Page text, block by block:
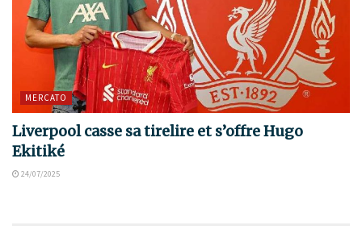
MERCATO
Liverpool casse sa tirelire et s’offre Hugo
Ekitiké
24/07/2025